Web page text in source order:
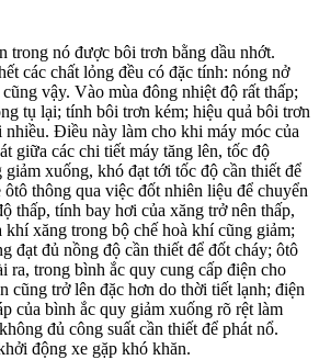
trong nó được bôi trơn bằng dầu nhớt.
các chất lỏng đều có đặc tính: nóng nở
vậy. Vào mùa đông nhiệt độ rất thấp;
tụ lại; tính bôi trơn kém; hiệu quả bôi trơn
nhiều. Điều này làm cho khi máy móc của
giữa các chi tiết máy tăng lên, tốc độ
giảm xuống, khó đạt tới tốc độ cần thiết để
thông qua việc đốt nhiên liệu để chuyển
thấp, tính bay hơi của xăng trở nên thấp,
khí xăng trong bộ chế hoà khí cũng giảm;
đạt đủ nồng độ cần thiết để đốt cháy; ôtô
ra, trong bình ắc quy cung cấp điện cho
cũng trở lên đặc hơn do thời tiết lạnh; điện
của bình ắc quy giảm xuống rõ rệt làm
đủ công suất cần thiết để phát nổ.
động xe gặp khó khăn.